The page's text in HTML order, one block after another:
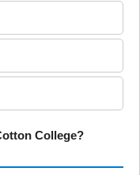
College?